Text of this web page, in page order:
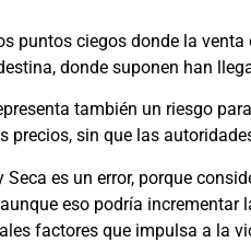
puntos ciegos donde la
donde suponen han
también un riesgo
precios, sin que las
es un error, porque
eso podría
factores que impulsa a la